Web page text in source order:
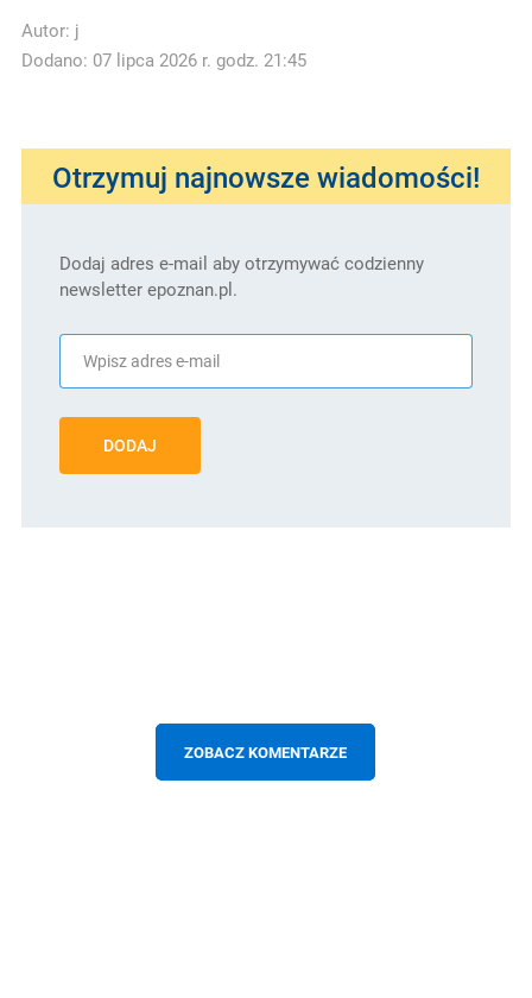
Autor: j
Dodano: 07 lipca 2026 r. godz. 21:45
Otrzymuj najnowsze wiadomości!
Dodaj adres e-mail aby otrzymywać codzienny
newsletter epoznan.pl.
DODAJ
ZOBACZ KOMENTARZE